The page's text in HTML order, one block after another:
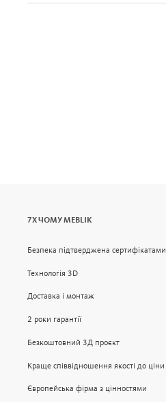
7Х ЧОМУ MEBLIK
Безпека підтверджена сертифікатами
Технологія 3D
Доставка і монтаж
2 роки гарантії
Безкоштовний 3Д проєкт
Краще співвідношення якості до ціни
Європейська фірма з цінностями